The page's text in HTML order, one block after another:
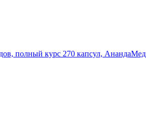
полный курс 270 капсул, АнандаМед